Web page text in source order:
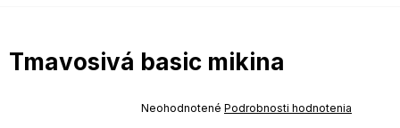
Tmavosivá basic mikina
Priemerné
Neohodnotené Podrobnosti hodnotenia